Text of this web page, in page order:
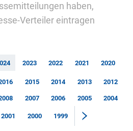
haben,
Verteiler eintragen
2023 2022 2021 2020
2015 2014 2013 2012
2007 2006 2005 2004
2001 2000 1999